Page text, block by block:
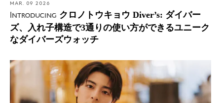
MAR. 09 2026
Introducing クロノトウキョウ Diver’s: ダイバー
ズ、入れ子構造で3通りの使い方ができるユニーク
なダイバーズウォッチ